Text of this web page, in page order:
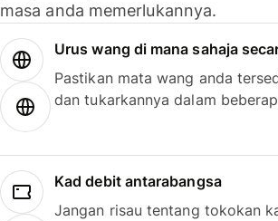
masa anda memerlukannya.
Urus wang di mana sahaja
Pastikan mata wang anda
dan tukarkannya dalam
Kad debit antarabangsa
Jangan risau tentang tokokan